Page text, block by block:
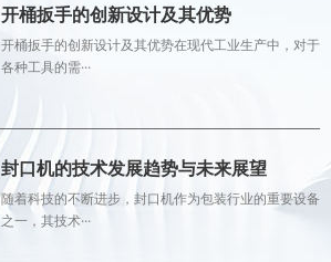
开桶扳手的创新设计及其优势
开桶扳手的创新设计及其优势在现代工业生产中，对于
各种工具的需···
封口机的技术发展趋势与未来展望
随着科技的不断进步，封口机作为包装行业的重要设备
之一，其技术···